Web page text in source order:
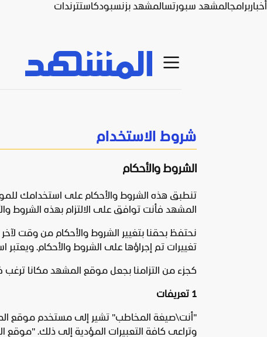
أخباربرامجالمشهد سبورتسالمشهد بزنسبودكاستترندات
شروط الاستخدام
الشروط والأحكام
المشهد فأنت توافق على الالتزام بهذه الشروط
نحتفظ بحقنا بتغيير الشروط والأحكام من وقت
تغييرات تم إجراؤها على الشروط والأحكام.
كجزء من التزامنا بجعل موقع المشهد مكانا ترغب
1 تعريفات
"أنت\صيغة المخاطب" تشير إلى مستخدم موقع
وتراعى كافة التعبيرات المؤدية إلى ذلك.